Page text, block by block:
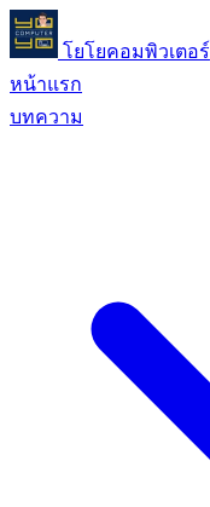
โยโยคอมพิวเตอร์
หน้าแรก
บทความ